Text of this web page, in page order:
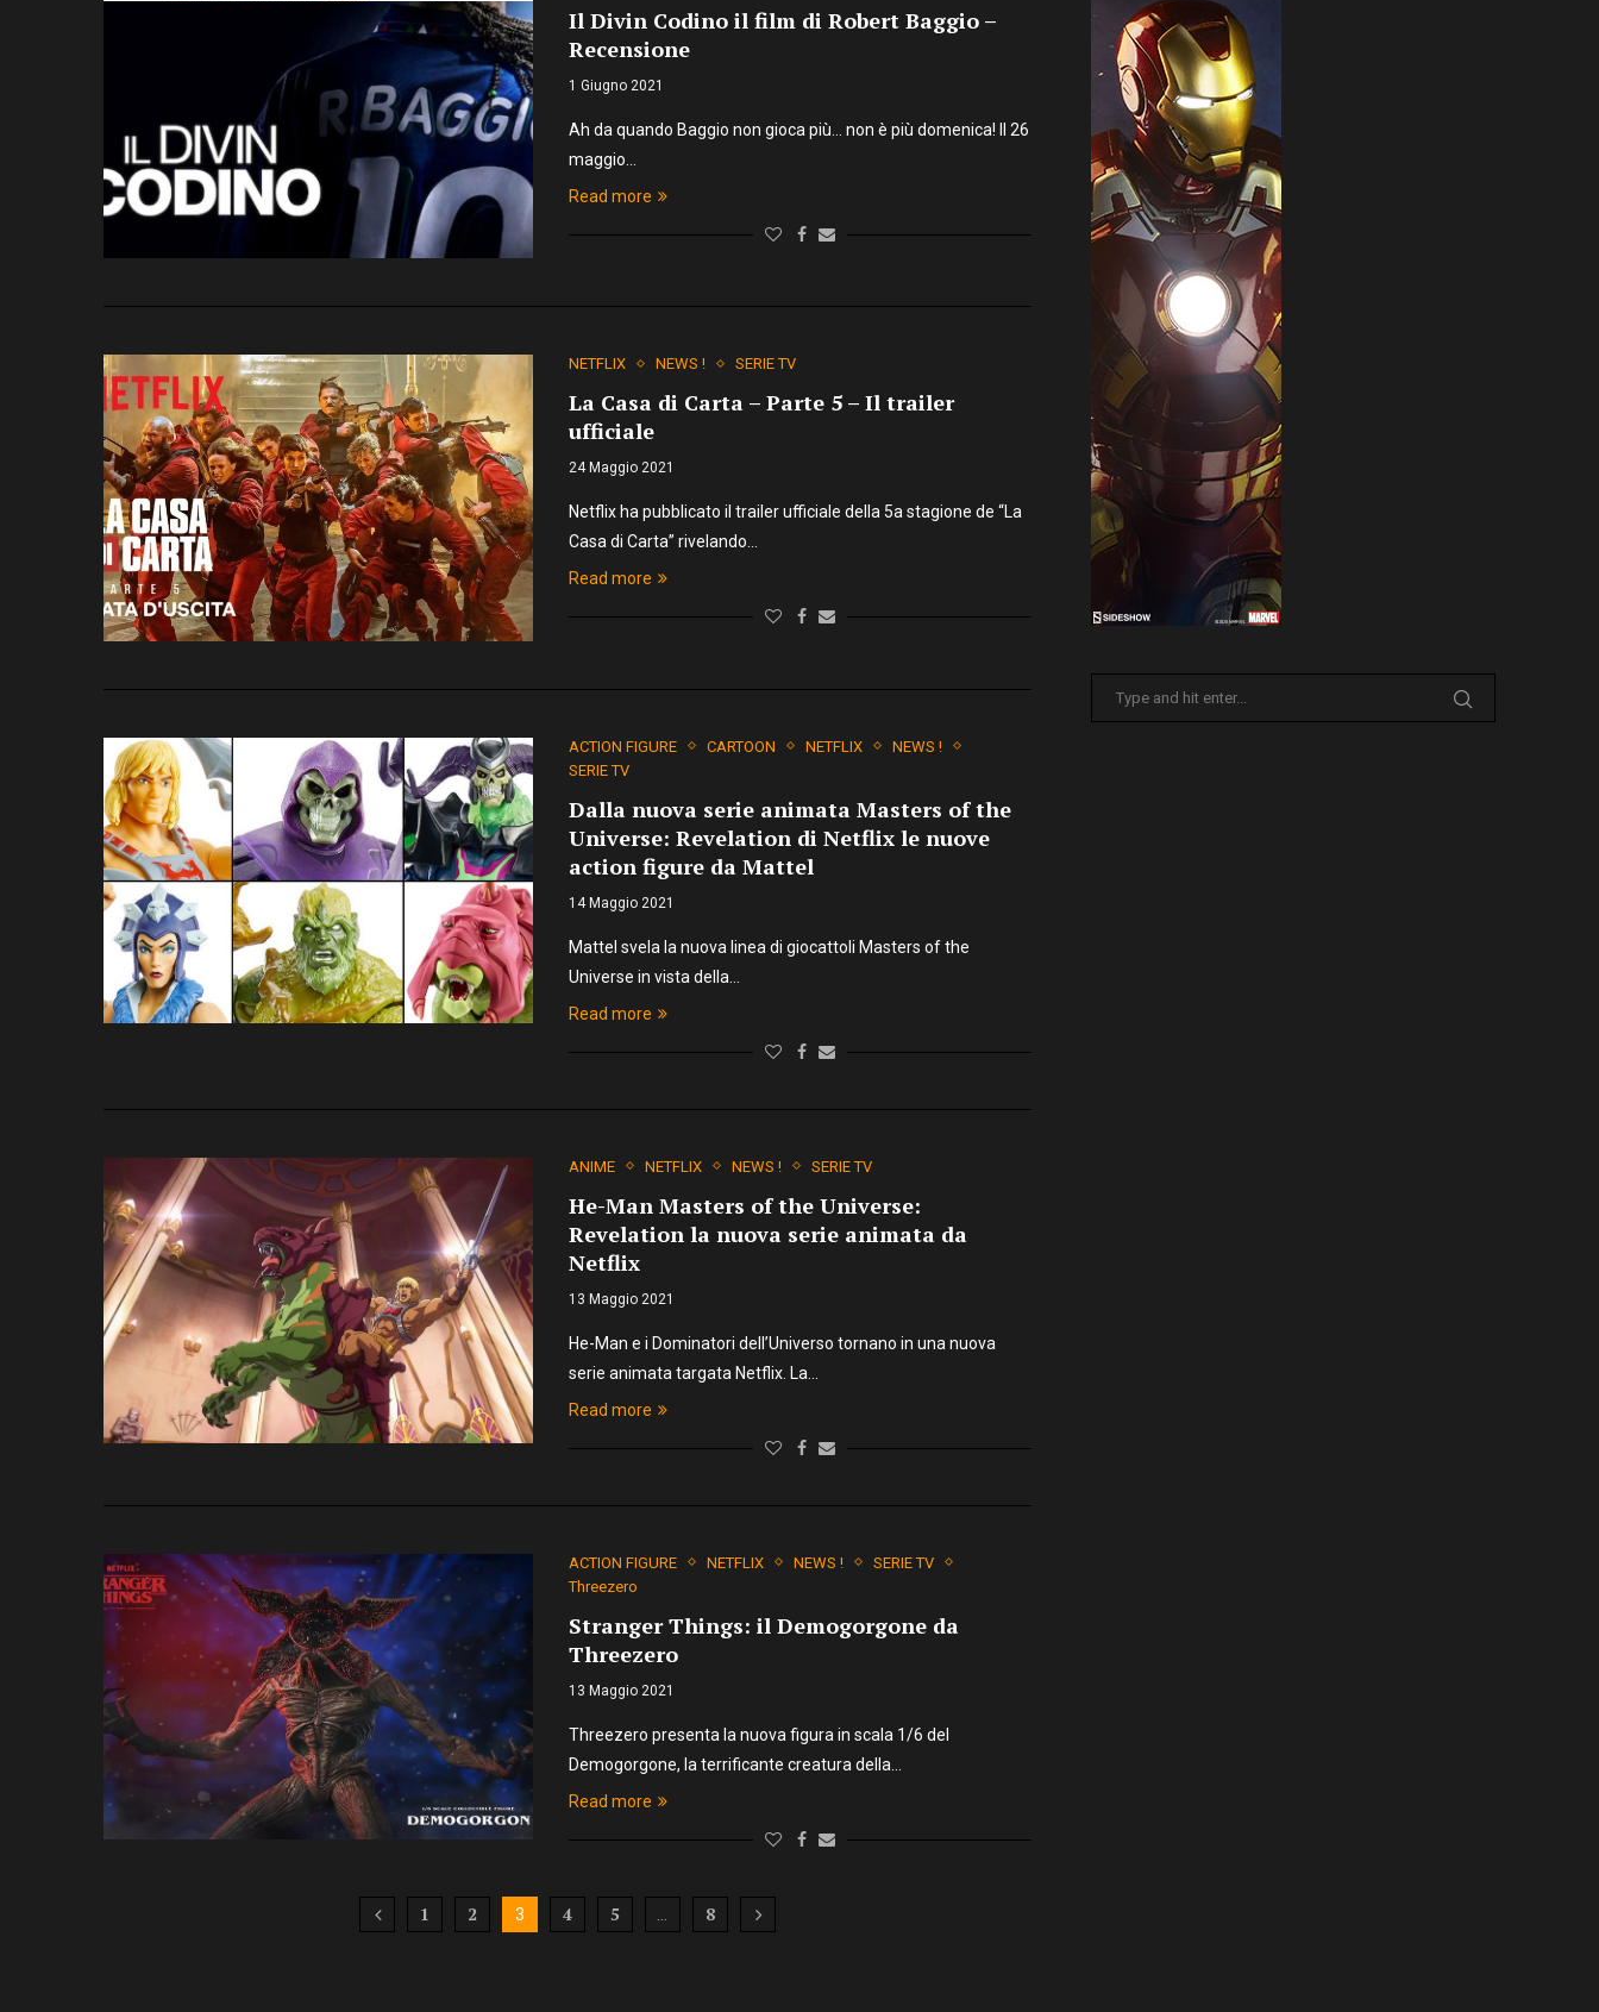
Il Divin Codino il film di Robert Baggio –
Recensione
1 Giugno 2021
Ah da quando Baggio non gioca più… non è più domenica! Il 26
maggio…
Read more
NETFLIX NEWS ! SERIE TV
La Casa di Carta – Parte 5 – Il trailer
ufficiale
24 Maggio 2021
Netflix ha pubblicato il trailer ufficiale della 5a stagione de “La
Casa di Carta” rivelando…
Read more
ACTION FIGURE CARTOON NETFLIX
NEWS !
SERIE TV
Dalla nuova serie animata Masters of the
Universe: Revelation di Netflix le nuove
action figure da Mattel
14 Maggio 2021
Mattel svela la nuova linea di giocattoli Masters of the
Universe in vista della…
Read more
ANIME NETFLIX NEWS ! SERIE TV
He-Man Masters of the Universe:
Revelation la nuova serie animata da
Netflix
13 Maggio 2021
He-Man e i Dominatori dell’Universo tornano in una nuova
serie animata targata Netflix. La…
Read more
ACTION FIGURE NETFLIX NEWS !
SERIE TV
Threezero
Stranger Things: il Demogorgone da
Threezero
13 Maggio 2021
Threezero presenta la nuova figura in scala 1/6 del
Demogorgone, la terrificante creatura della…
Read more
1 2 3 4 5 8